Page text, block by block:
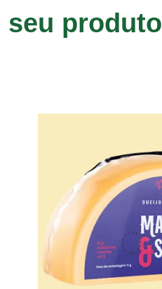
seu produto